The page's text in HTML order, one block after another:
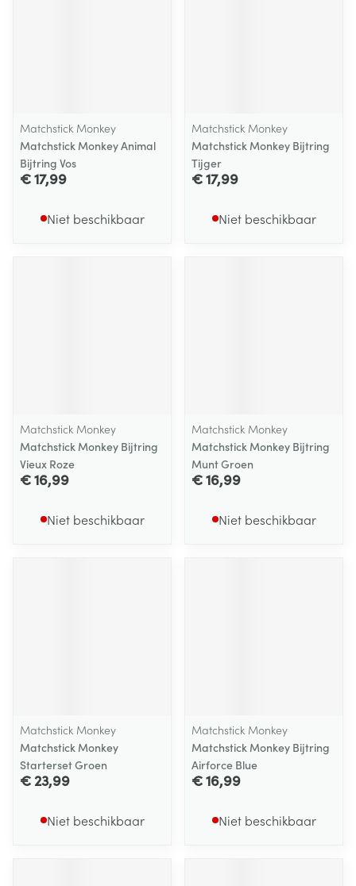
Matchstick Monkey
Matchstick Monkey Animal
Bijtring Vos
€ 17,99
Niet beschikbaar
Matchstick Monkey
Matchstick Monkey Bijtring
Tijger
€ 17,99
Niet beschikbaar
Matchstick Monkey
Matchstick Monkey Bijtring
Vieux Roze
€ 16,99
Niet beschikbaar
Matchstick Monkey
Matchstick Monkey Bijtring
Munt Groen
€ 16,99
Niet beschikbaar
Matchstick Monkey
Matchstick Monkey
Starterset Groen
€ 23,99
Niet beschikbaar
Matchstick Monkey
Matchstick Monkey Bijtring
Airforce Blue
€ 16,99
Niet beschikbaar